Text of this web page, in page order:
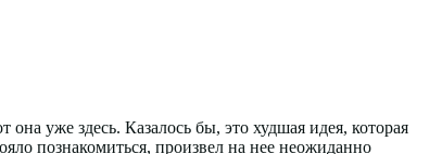
уже здесь. Казалось бы, это худшая идея, которая
познакомиться, произвел на нее неожиданно